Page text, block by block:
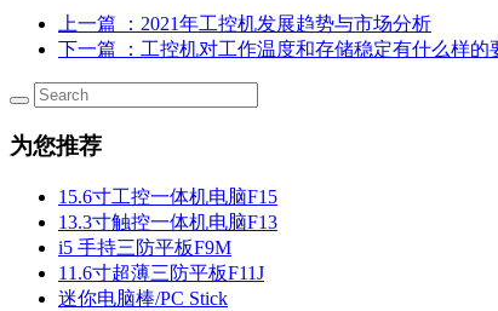
上一篇
：2021年工控机发展趋势与市场分析
下一篇
：​工控机对工作温度和存储稳定有什么样的
为您推荐
15.6寸工控一体机电脑F15
13.3寸触控一体机电脑F13
i5 手持三防平板F9M
11.6寸超薄三防平板F11J
迷你电脑棒/PC Stick